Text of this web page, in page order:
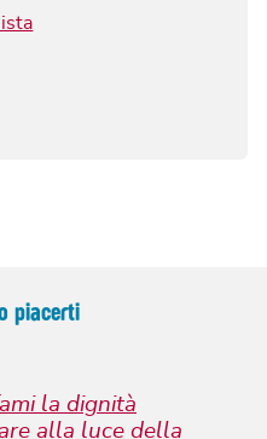
piacerti
la dignità
alla luce della